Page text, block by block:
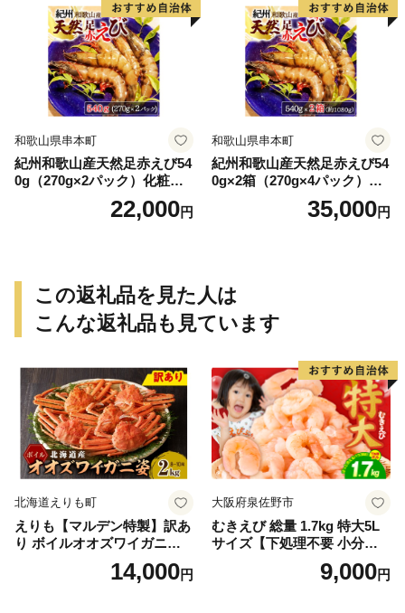
和歌山県串本町
紀州和歌山産天然足赤えび54
0g（270g×2パック）化粧箱
入 ※2026年12月上旬〜2027
年2月上旬頃順次発送予定
22,000円
和歌山県串本町
紀州和歌山産天然足赤えび54
0g×2箱（270g×4パック）化
粧箱入 ※2026年12月上旬〜2
027年2月上旬頃順次発送予定
ず【uot773A】
35,000円
この返礼品を見た人は
こんな返礼品も見ています
北海道えりも町
えりも【マルデン特製】訳あ
り ボイルオオズワイガニ姿2
kg《1kg(４尾～５尾)×2》【e
r002-051-a】 / ふるさと納税
14,000円
大阪府泉佐野市
むきえび 総量 1.7kg 特大5L
サイズ【下処理不要 小分け 8
50g×2P 訳あり サイズ不揃い
バナメイエビ バラ凍結】
9,000円